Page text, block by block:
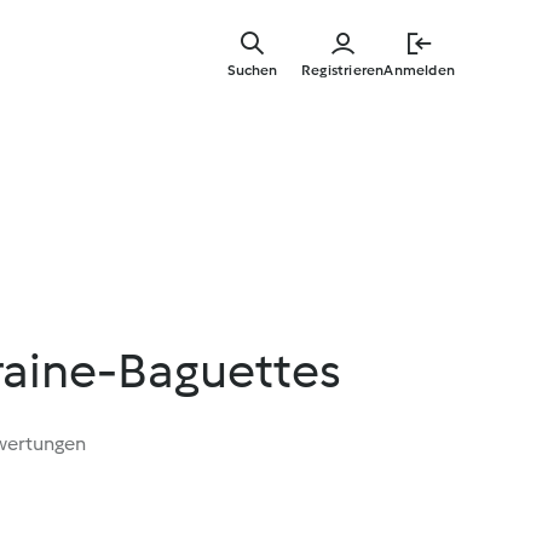
springen
RegistrierenAnmelden
Suchen
Baguettes